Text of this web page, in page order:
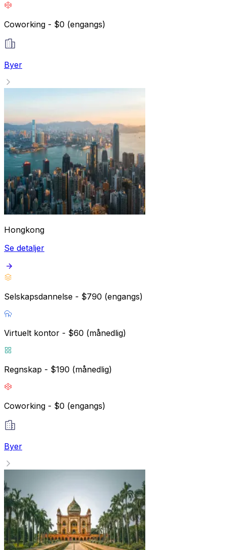
Coworking - $0 (engangs)
Byer
Hongkong
Se detaljer
Selskapsdannelse - $790 (engangs)
Virtuelt kontor - $60 (månedlig)
Regnskap - $190 (månedlig)
Coworking - $0 (engangs)
Byer